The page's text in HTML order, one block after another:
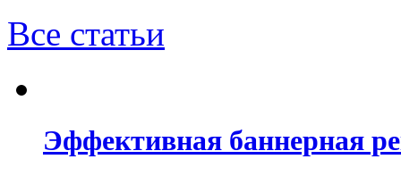
Все статьи
Эффективная баннерная